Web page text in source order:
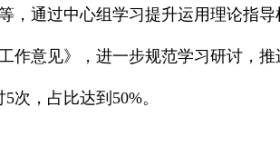
通过中心组学习提升运用理论指导
作意见》，进一步规范学习研讨，
，占比达到50%。